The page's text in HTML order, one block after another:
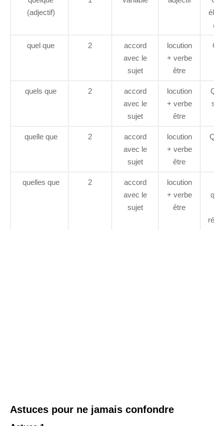
(adjectif)
quel que 2
accord
avec le
sujet
locution
+ verbe
être
quels que 2
accord
avec le
sujet
locution
+ verbe
être
quelle que 2
accord
avec le
sujet
locution
+ verbe
être
quelles que 2
accord
avec le
sujet
locution
+ verbe
être
Astuces pour ne jamais confondre